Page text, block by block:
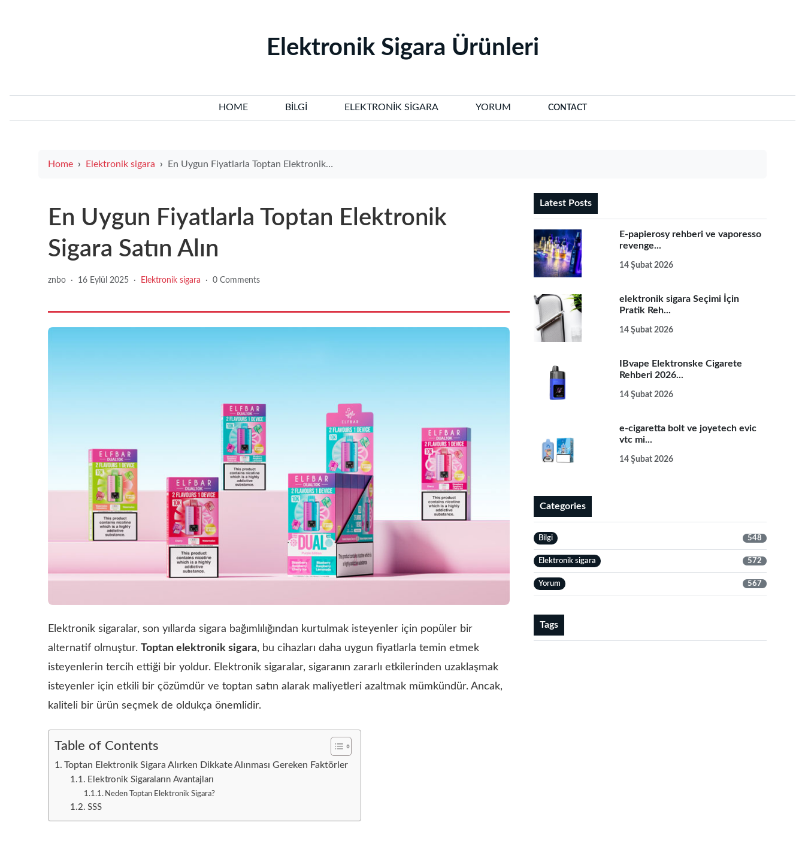
‌Elektronik Sigara Ürünleri‌
HOME BILGI ELEKTRONIK SIGARA YORUM CONTACT
Home Elektronik sigara En Uygun Fiyatlarla Toptan Elektronik Sigara Satın Alın
En Uygun Fiyatlarla Toptan Elektronik
Sigara Satın Alın
znbo · 16 Eylül 2025 · Elektronik sigara · 0 Comments
Elektronik sigaralar, son yıllarda sigara bağımlılığından kurtulmak isteyenler için popüler bir
alternatif olmuştur.
Toptan elektronik sigara, bu cihazları daha uygun fiyatlarla temin etmek
isteyenlerin tercih ettiği bir yoldur. Elektronik sigaralar, sigaranın zararlı etkilerinden uzaklaşmak
isteyenler için etkili bir çözümdür ve toptan satın alarak maliyetleri azaltmak mümkündür. Ancak,
kaliteli bir ürün seçmek de oldukça önemlidir.
Table of Contents
Toptan Elektronik Sigara Alırken Dikkate Alınması Gereken Faktörler
Elektronik Sigaraların Avantajları
Neden Toptan Elektronik Sigara?
SSS
Latest Posts
E-papierosy rehberi ve vaporesso
revenge...
14 Şubat 2026
elektronik sigara Seçimi İçin
Pratik Reh...
14 Şubat 2026
IBvape Elektronske Cigarete
Rehberi 2026...
14 Şubat 2026
e-cigaretta bolt ve joyetech evic
vtc mi...
14 Şubat 2026
Categories
Bilgi 548
Elektronik sigara 572
Yorum 567
Tags